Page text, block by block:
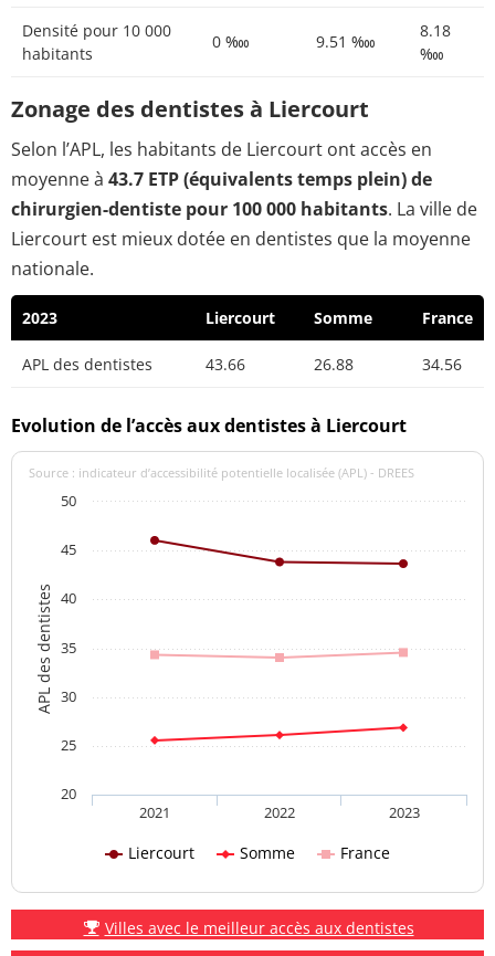
Densité pour 10 000
habitants
0 ‱ 9.51 ‱
8.18
‱
Zonage des dentistes à Liercourt
Selon l’APL, les habitants de Liercourt ont accès en
moyenne à 43.7 ETP (équivalents temps plein) de
chirurgien-dentiste pour 100 000 habitants. La ville de
Liercourt est mieux dotée en dentistes que la moyenne
nationale.
2023 Liercourt Somme France
APL des dentistes 43.66 26.88 34.56
Evolution de l’accès aux dentistes à Liercourt
APL des dentistes
Source : indicateur d’accessibilité potentielle localisée (APL) - DREES
Liercourt Somme France
2021 2022 2023
20
25
30
35
40
45
50
Villes avec le meilleur accès aux dentistes